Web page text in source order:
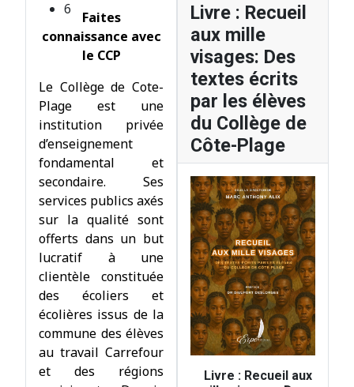
Faites
connaissance avec
le CCP
Le Collège de Cote-
Plage est une
institution privée
d’enseignement
fondamental et
secondaire. Ses
services publics axés
sur la qualité sont
offerts dans un but
lucratif à une
clientèle constituée
des écoliers et
écolières issus de la
commune des élèves
au travail Carrefour
et des régions
Livre : Recueil
aux mille
visages: Des
textes écrits
par les élèves
du Collège de
Côte-Plage
Livre : Recueil aux